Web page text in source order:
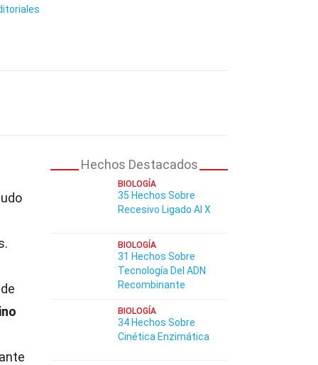
Hechos Destacados
BIOLOGÍA
35 Hechos Sobre
Recesivo Ligado Al X
BIOLOGÍA
31 Hechos Sobre
Tecnología Del ADN
Recombinante
BIOLOGÍA
34 Hechos Sobre
Cinética Enzimática